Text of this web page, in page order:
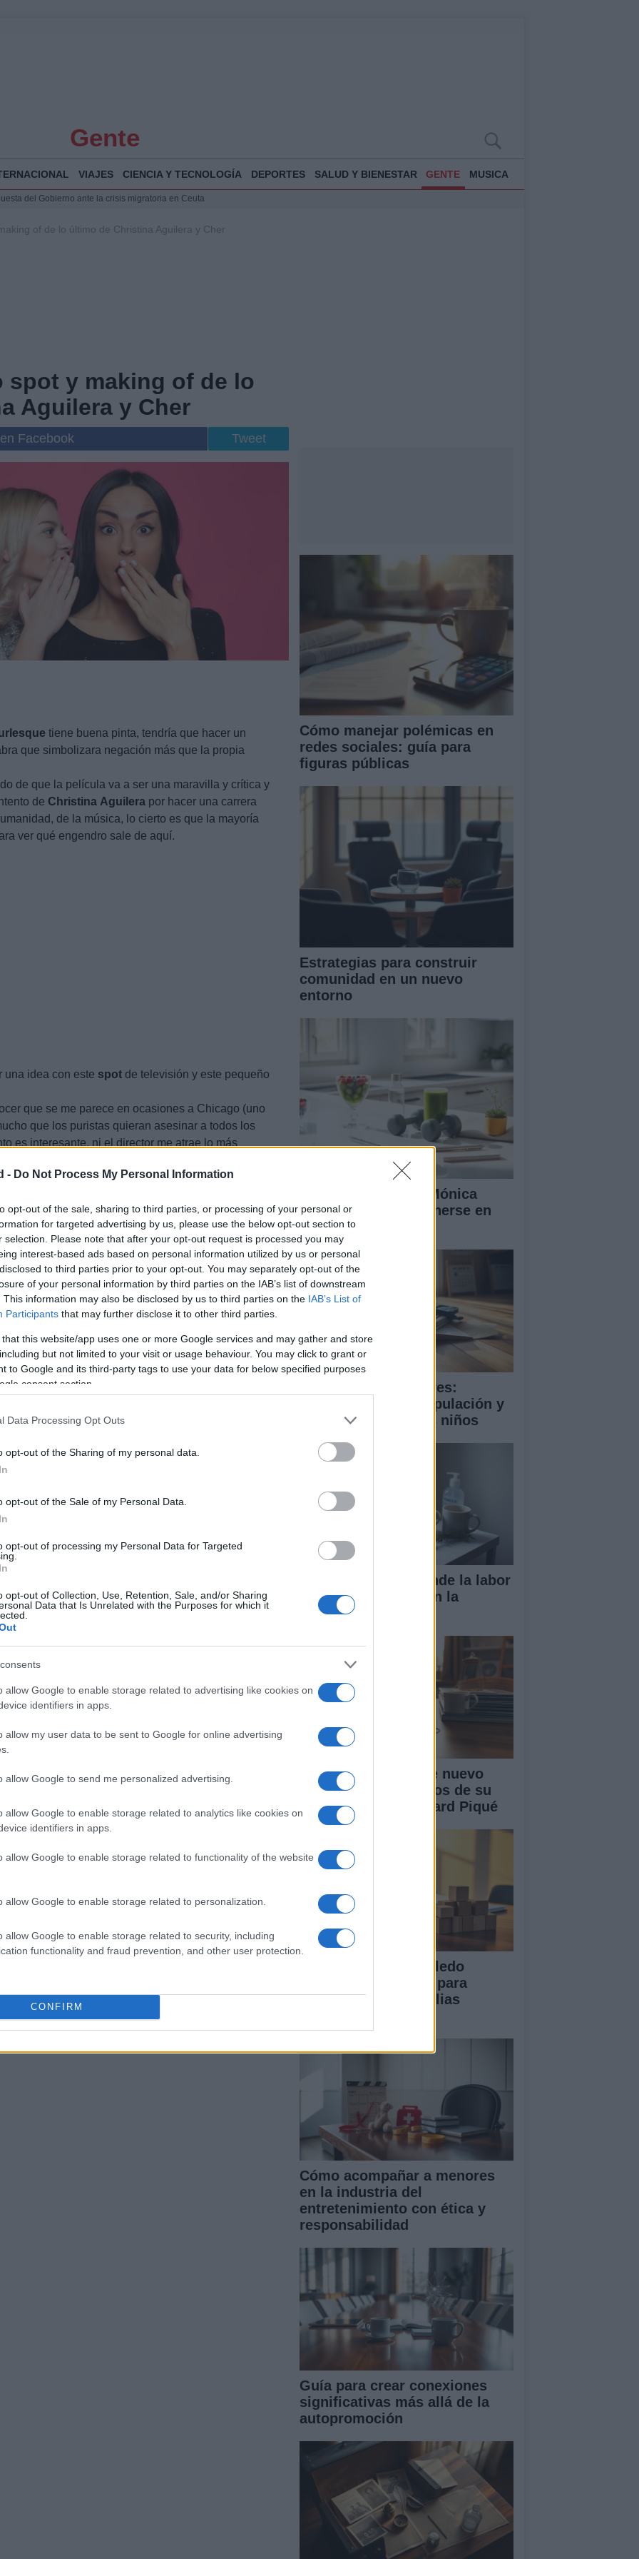
- Do Not Process My Personal Information
opt-out of the sale, sharing to third parties, or processing of your personal or
for targeted advertising by us, please use the below opt-out section to
selection. Please note that after your opt-out request is processed you may
interest-based ads based on personal information utilized by us or personal
to third parties prior to your opt-out. You may separately opt-out of the
of your personal information by third parties on the IAB’s list of downstream
This information may also be disclosed by us to third parties on the IAB’s List of
Participants that may further disclose it to other third parties.
that this website/app uses one or more Google services and may gather and store
but not limited to your visit or usage behaviour. You may click to grant or
to Google and its third-party tags to use your data for below specified purposes
consent section.
Data Processing Opt Outs
opt-out of the Sharing of my personal data.
opt-out of the Sale of my Personal Data.
opt-out of processing my Personal Data for Targeted
opt-out of Collection, Use, Retention, Sale, and/or Sharing
Data that Is Unrelated with the Purposes for which it
allow Google to enable storage related to advertising like cookies on
identifiers in apps.
allow my user data to be sent to Google for online advertising
allow Google to send me personalized advertising.
allow Google to enable storage related to analytics like cookies on
identifiers in apps.
allow Google to enable storage related to functionality of the website
allow Google to enable storage related to personalization.
allow Google to enable storage related to security, including
functionality and fraud prevention, and other user protection.
CONFIRM
Gente
VIAJES CIENCIA Y TECNOLOGÍA DEPORTES SALUD Y BIENESTAR GENTE MUSICA
del Gobierno ante la crisis migratoria en Ceuta
Jesús Vivas en Palma para analizar la situación en Ceuta
of de lo último de Christina Aguilera y Cher
spot y making of de lo
Aguilera y Cher
Facebook Tweet
tiene buena pinta, tendría que hacer un
que simbolizara negación más que la propia
de que la película va a ser una maravilla y crítica y
de Christina Aguilera por hacer una carrera
de la música, lo cierto es que la mayoría
ver qué engendro sale de aquí.
una idea con este spot de televisión y este pequeño
que se me parece en ocasiones a Chicago (uno
que los puristas quieran asesinar a todos los
es interesante, ni el director me atrae lo más
Sospecha 2) ni las actrices principales, una
Cher que llevaba una década sin interpretar a
llegar a interesarme.
tiene un espectacular equipo de
a flote: Kristen Bell (Scream 4), Cam Gigandet
y Mentiras), Eric Dane (Anatomía de Grey) y Alan
ser motivo suficiente para pagar la entrada…
convencido al respecto.
Cómo manejar polémicas en
redes sociales: guía para
figuras públicas
Estrategias para construir
comunidad en un nuevo
entorno
La rutina diaria de Mónica
Naranjo para mantenerse en
forma y feliz
Grooming en menores:
estrategias de manipulación y
cómo proteger a los niños
Candela Peña defiende la labor
de las enfermeras en la
sanidad
Shakira: rumores de nuevo
amor tras cuatro años de su
separación con Gerard Piqué
La Diputación de Toledo
presenta iniciativas para
fortalecer a las familias
Cómo acompañar a menores
en la industria del
entretenimiento con ética y
responsabilidad
Guía para crear conexiones
significativas más allá de la
autopromoción